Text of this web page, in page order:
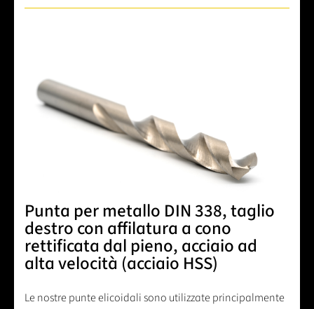
Punta per metallo DIN 338, taglio
destro con affilatura a cono
rettificata dal pieno, acciaio ad
alta velocità (acciaio HSS)
Le nostre punte elicoidali sono utilizzate principalmente